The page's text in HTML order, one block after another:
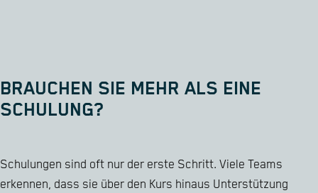
BRAUCHEN SIE MEHR ALS EINE
SCHULUNG?
Schulungen sind oft nur der erste Schritt. Viele Teams
erkennen, dass sie über den Kurs hinaus Unterstützung